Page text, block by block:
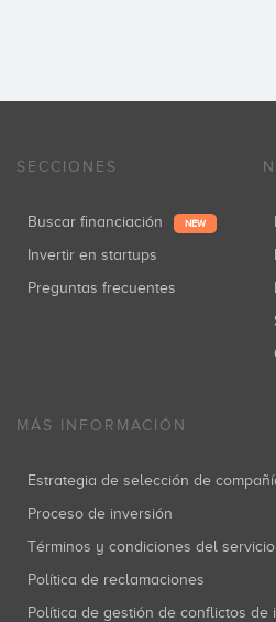
SECCIONES
Buscar financiación NEW
Invertir en startups
Preguntas frecuentes
MÁS INFORMACIÓN
Estrategia de selección de
Proceso de inversión
Términos y condiciones del servicio
Política de reclamaciones
Política de gestión de conflictos de